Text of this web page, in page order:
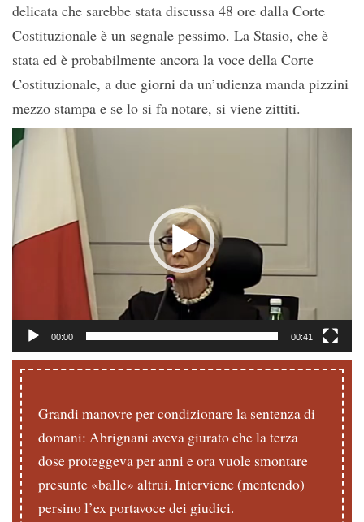
delicata che sarebbe stata discussa 48 ore dalla Corte
Costituzionale è un segnale pessimo. La Stasio, che è
stata ed è probabilmente ancora la voce della Corte
Costituzionale, a due giorni da un’udienza manda pizzini
mezzo stampa e se lo si fa notare, si viene zittiti.
Video
Player
00:00 00:41
Grandi manovre per condizionare la sentenza di
domani: Abrignani aveva giurato che la terza
dose proteggeva per anni e ora vuole smontare
presunte «balle» altrui. Interviene (mentendo)
persino l’ex portavoce dei giudici.